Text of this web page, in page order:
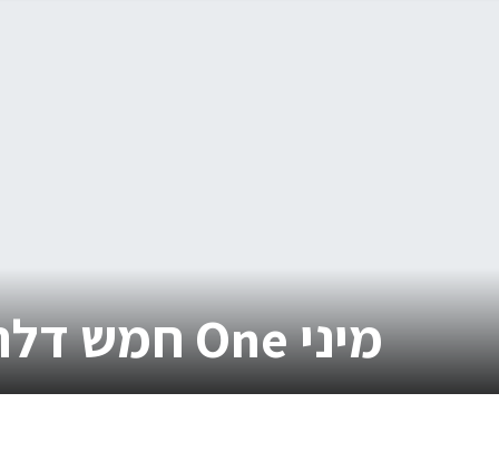
מיני One חמש דלתות